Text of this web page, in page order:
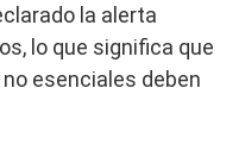
la alerta
lo que significa que
esenciales deben